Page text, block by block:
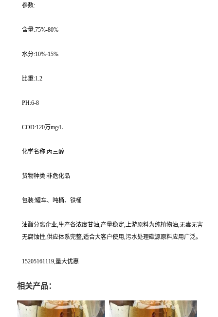
参数:
含量:75%-80%
水分:10%-15%
比重:1.2
PH:6-8
COD:120万mg/L
化学名称:丙三醇
货物种类:非危化品
包装:罐车、吨桶、铁桶
油酯分离企业,生产各浓度甘油,产量稳定,上游原料为纯植物油,无毒无害
无腐蚀性,供应体系完整,适合大客户使用,污水处理碳源原料应用广泛。
15205161119,量大优惠
相关产品：